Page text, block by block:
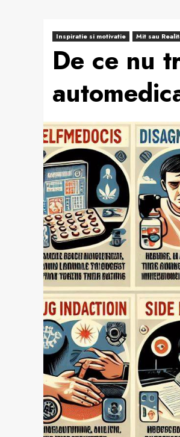
Inspiratie si motivatie Mit sau
De ce nu